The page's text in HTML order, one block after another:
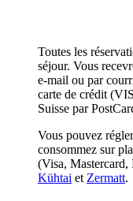
Toutes les
séjour. Vous
e-mail ou par
carte de crédit
Suisse par
Vous pouvez
consommez sur
(Visa, Mastercard,
Kühtai et Zermatt.